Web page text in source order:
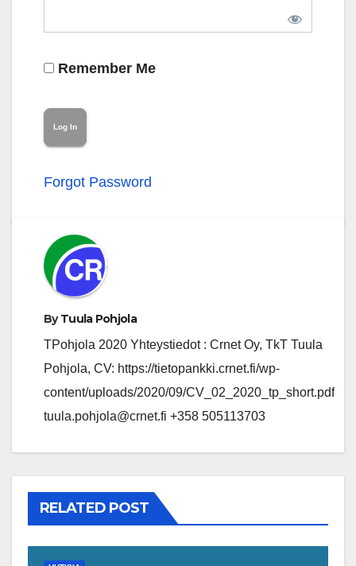
Remember Me
Forgot Password
ByTuula Pohjola
TPohjola 2020 Yhteystiedot : Crnet Oy, TkT Tuula
Pohjola, CV: https://tietopankki.crnet.fi/wp-
content/uploads/2020/09/CV_02_2020_tp_short.pdf
tuula.pohjola@crnet.fi +358 505113703
RELATED POST